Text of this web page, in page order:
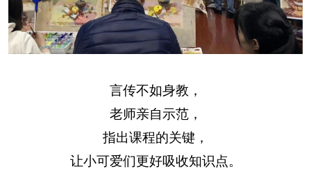
言传不如身教，
老师亲自示范，
指出课程的关键，
让小可爱们更好吸收知识点。